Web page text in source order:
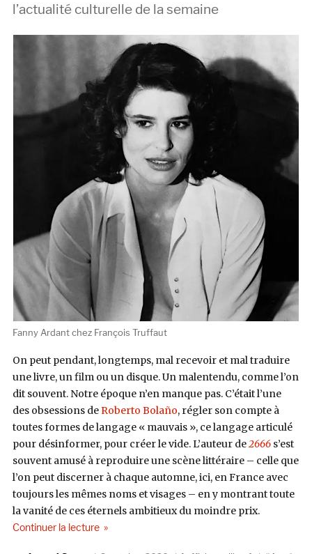
François
l’actualité culturelle de la semaine
Fanny Ardant chez François Truffaut
On peut pendant, longtemps, mal recevoir et mal traduire
une livre, un film ou un disque. Un malentendu, comme l’on
dit souvent. Notre époque n’en manque pas. C’était l’une
des obsessions deRoberto Bolaño, régler son compte à
toutes formes de langage « mauvais », ce langage articulé
pour désinformer, pour créer le vide. L’auteur de2666s’est
souvent amusé à reproduire une scène littéraire – celle que
l’on peut discerner à chaque automne, ici, en France avec
toujours les mêmes noms et visages – en y montrant toute
la vanité de ces éternels ambitieux du moindre prix.
Continuer la lecturede « Traiter du désespoir – Roberto Bolaño,